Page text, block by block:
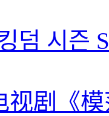
덤 시즌
视剧《